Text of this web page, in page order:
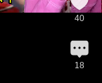
40
18